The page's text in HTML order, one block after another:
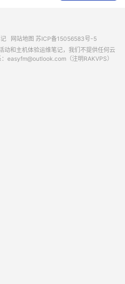
网站地图 苏ICP备15056583号-5
动和主机体验运维笔记，我们不提供任何云
easyfm@outlook.com（注明RAKVPS）